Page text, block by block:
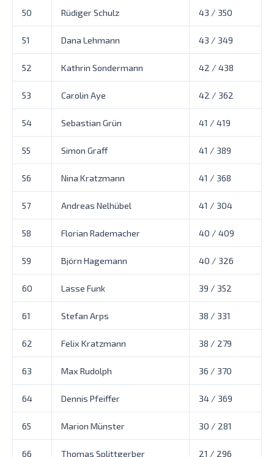
50 Rüdiger Schulz 43 / 350
51 Dana Lehmann 43 / 349
52 Kathrin Sondermann 42 / 438
53 Carolin Aye 42 / 362
54 Sebastian Grün 41 / 419
55 Simon Graff 41 / 389
56 Nina Kratzmann 41 / 368
57 Andreas Nelhübel 41 / 304
58 Florian Rademacher 40 / 409
59 Björn Hagemann 40 / 326
60 Lasse Funk 39 / 352
61 Stefan Arps 38 / 331
62 Felix Kratzmann 38 / 279
63 Max Rudolph 36 / 370
64 Dennis Pfeiffer 34 / 369
65 Marion Münster 30 / 281
66 Thomas Splittgerber 21 / 296